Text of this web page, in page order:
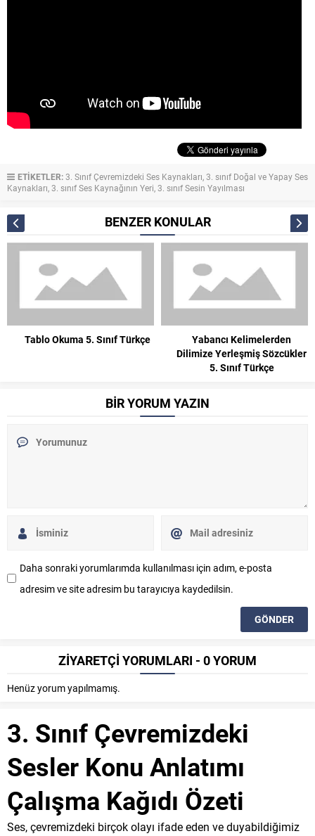
ETİKETLER:3. Sınıf Çevremizdeki Ses Kaynakları,3. sınıf Doğal ve Yapay Ses
Kaynakları,3. sınıf Ses Kaynağının Yeri,3. sınıf Sesin Yayılması
BENZER KONULAR
Tablo Okuma 5. Sınıf Türkçe
Yabancı Kelimelerden
Dilimize Yerleşmiş Sözcükler
5. Sınıf Türkçe
BİR YORUM YAZIN
Daha sonraki yorumlarımda kullanılması için adım, e-posta
adresim ve site adresim bu tarayıcıya kaydedilsin.
ZİYARETÇİ YORUMLARI - 0 YORUM
Henüz yorum yapılmamış.
3. Sınıf Çevremizdeki
Sesler Konu Anlatımı
Çalışma Kağıdı Özeti
Ses, çevremizdeki birçok olayı ifade eden ve duyabildiğimiz